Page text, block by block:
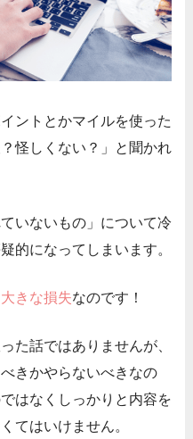
ントとかマイルを使った
怪しくない？」と聞かれ
いないもの」について冷
的になってしまいます。
きな損失なのです！
た話ではありませんが、
きかやらないべきなの
はなくしっかりと内容を
てはいけません。